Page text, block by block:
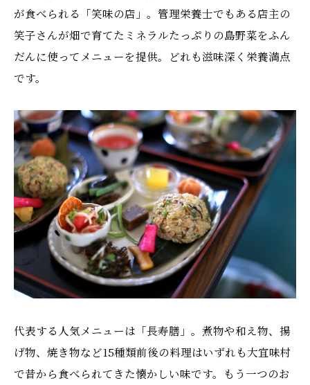
が食べられる「笑味の店」。管理栄養士でもある店主の
笑子さんが畑で育てたミネラルたっぷりの島野菜をふん
だんに使ってメニューを提供。どれも滋味深く栄養満点
です。
代表する人気メニューは「長寿膳」。煮物や和え物、揚
げ物、焼き物など15種類前後の料理はいずれも大宜味村
で昔から食べられてきた懐かしい味です。もう一つのお